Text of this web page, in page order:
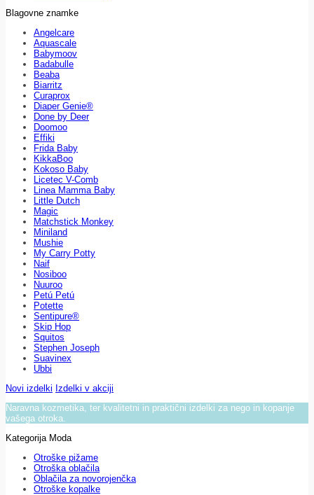
Blagovne znamke
Angelcare
Aquascale
Babymoov
Badabulle
Beaba
Biarritz
Curaprox
Diaper Genie®
Done by Deer
Doomoo
Effiki
Frida Baby
KikkaBoo
Kokoso Baby
Licetec V-Comb
Linea Mamma Baby
Little Dutch
Magic
Matchstick Monkey
Miniland
Mushie
My Carry Potty
Naif
Nosiboo
Nuuroo
Petú Petú
Potette
Sentipure®
Skip Hop
Squitos
Stephen Joseph
Suavinex
Ubbi
Novi izdelki Izdelki v akciji
Naravna kozmetika, ter kvalitetni in praktični izdelki za nego in kopanje
vašega otroka.
Kategorija Moda
Otroške pižame
Otroška oblačila
Oblačila za novorojenčka
Otroške kopalke